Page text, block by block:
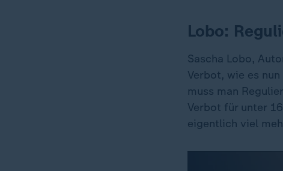
Lobo:
Sascha Lobo,
Verbot, wie es
muss man
Verbot für unter
eigentlich viel